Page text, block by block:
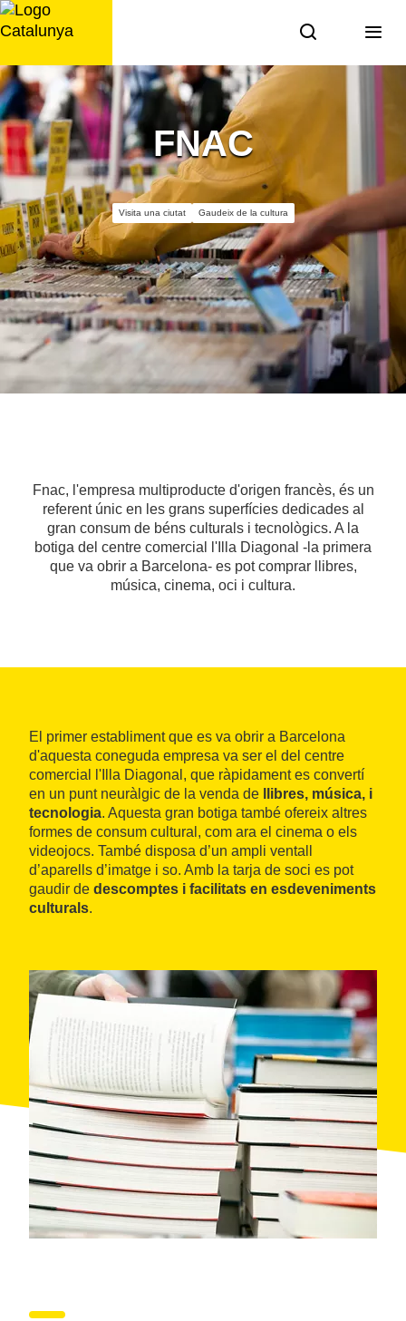
Saltar
al
FNAC
Visita una ciutat Gaudeix de la cultura
Fnac, l'empresa multiproducte d'origen francès, és un
referent únic en les grans superfícies dedicades al
gran consum de béns culturals i tecnològics. A la
botiga del centre comercial l'Illa Diagonal -la primera
que va obrir a Barcelona- es pot comprar llibres,
música, cinema, oci i cultura.
El primer establiment que es va obrir a Barcelona
d'aquesta coneguda empresa va ser el del centre
comercial l'Illa Diagonal, que ràpidament es convertí
en un punt neuràlgic de la venda de
llibres, música, i
tecnologia. Aquesta gran botiga també ofereix altres
formes de consum cultural, com ara el cinema o els
videojocs. També disposa d’un ampli ventall
d’aparells d’imatge i so. Amb la tarja de soci es pot
gaudir de descomptes i facilitats en esdeveniments
culturals.